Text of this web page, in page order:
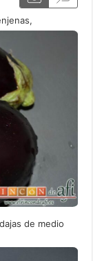
de medio